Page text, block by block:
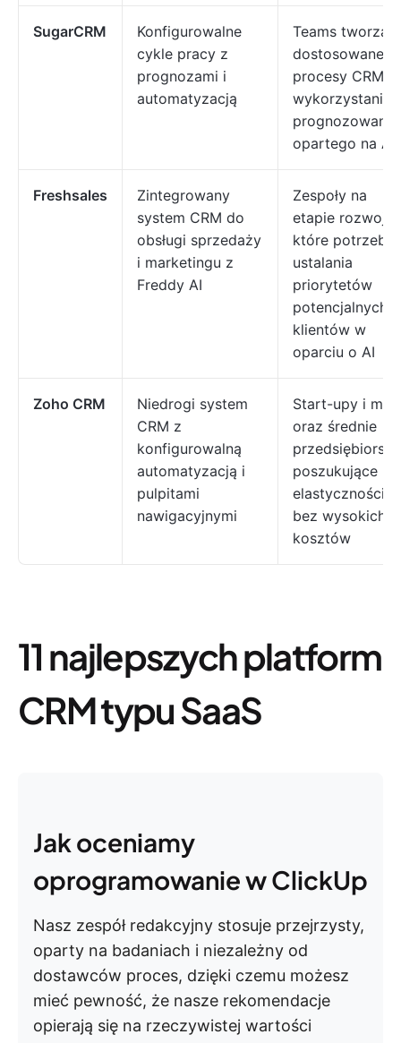
SugarCRM
Konfigurowalne
cykle pracy z
prognozami i
automatyzacją
Teams
dostosowane
procesy CRM z
prognozowania
opartego na AI
Freshsales
Zintegrowany
system CRM do
obsługi sprzedaży
i marketingu z
Freddy AI
Zespoły na
etapie rozwoju,
które
ustalania
priorytetów
potencjalnych
klientów w
oparciu o AI
Zoho CRM
Niedrogi system
CRM z
konfigurowalną
automatyzacją i
pulpitami
nawigacyjnymi
Start-upy i
oraz średnie
poszukujące
elastyczności
bez wysokich
kosztów
11 najlepszych platform
CRM typu SaaS
Jak oceniamy
oprogramowanie w ClickUp
Nasz zespół redakcyjny stosuje przejrzysty,
oparty na badaniach i niezależny od
dostawców proces, dzięki czemu możesz
mieć pewność, że nasze rekomendacje
opierają się na rzeczywistej wartości